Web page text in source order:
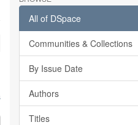
All of DSpace
Communities & Collections
By Issue Date
Authors
Titles